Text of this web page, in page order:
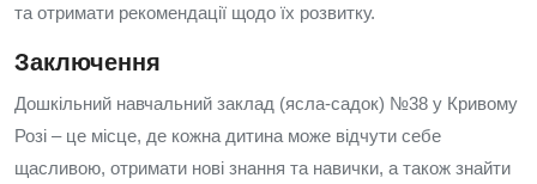
та отримати рекомендації щодо їх розвитку.
Заключення
Дошкільний навчальний заклад (ясла-садок) №38 у Кривому
Розі – це місце, де кожна дитина може відчути себе
щасливою, отримати нові знання та навички, а також знайти